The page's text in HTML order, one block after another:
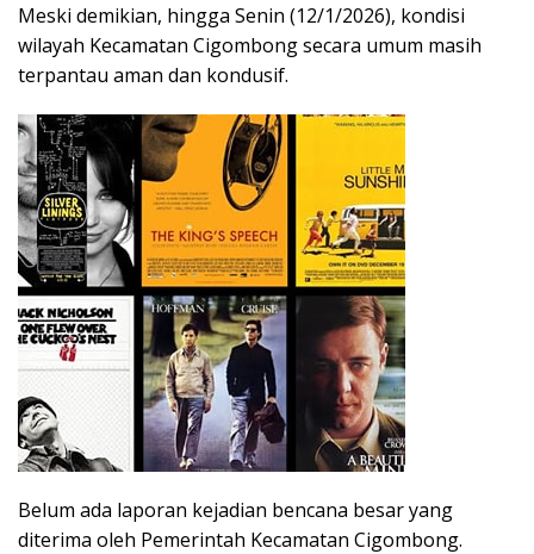
Meski demikian, hingga Senin (12/1/2026), kondisi
wilayah Kecamatan Cigombong secara umum masih
terpantau aman dan kondusif.
Belum ada laporan kejadian bencana besar yang
diterima oleh Pemerintah Kecamatan Cigombong.